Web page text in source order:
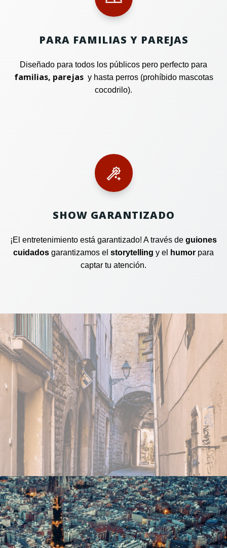
PARA FAMILIAS Y PAREJAS
Diseñado para todos los públicos pero perfecto para
familias, parejas y hasta perros (prohíbido mascotas
cocodrilo).
SHOW GARANTIZADO
¡El entretenimiento está garantizado! A través de guiones
cuidados garantizamos el storytelling y el humor para
captar tu atención.